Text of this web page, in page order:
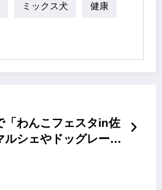
ミックス犬 健康
「わんこフェスタin佐
ルシェやドッグレース